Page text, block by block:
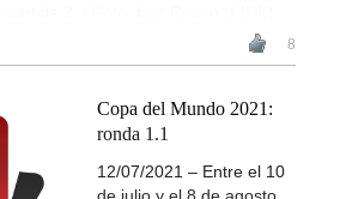
8
Copa del Mundo 2021:
ronda 1.1
12/07/2021 – Entre el 10
de julio y el 8 de agosto